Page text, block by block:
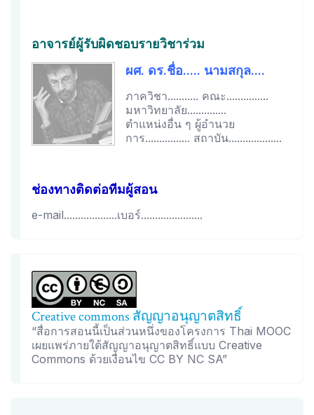
อาจารย์ผู้รับผิดชอบรายวิชาร่วม
ผศ. ดร.ชื่อ..... นามสกุล....
ภาควิชา........... คณะ...............
มหาวิทยาลัย..............
ตำแหน่งอื่น ๆ ผู้อำนวย
การ................ สถาบัน...................
ช่องทางติดต่อทีมผู้สอน
e-mail...................เบอร์......................
Creative commons สัญญาอนุญาตสิทธิ์
“สื่อการสอนนี้เป็นส่วนหนึ่งของโครงการ Thai MOOC
เผยแพร่ภายใต้สัญญาอนุญาตสิทธิ์แบบ Creative
Commons ด้วยเงื่อนไข CC BY NC SA”